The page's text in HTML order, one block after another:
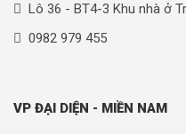
Lô 36 - BT4-3 Khu nhà ở
0982 979 455
VP ĐẠI DIỆN - MIỀN NAM